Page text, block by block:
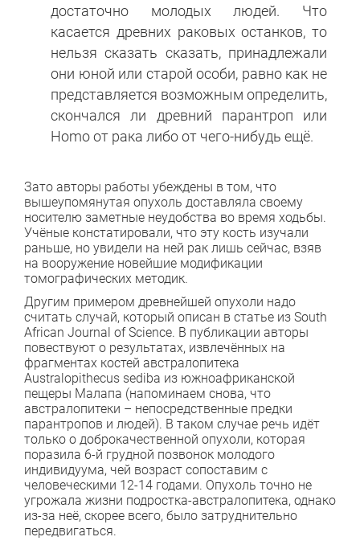
достаточно молодых людей. Что
касается древних раковых останков, то
нельзя сказать сказать, принадлежали
они юной или старой особи, равно как не
представляется возможным определить,
скончался ли древний парантроп или
Homo от рака либо от чего-нибудь ещё.
Зато авторы работы убеждены в том, что
вышеупомянутая опухоль доставляла своему
носителю заметные неудобства во время ходьбы.
Учёные констатировали, что эту кость изучали
раньше, но увидели на ней рак лишь сейчас, взяв
на вооружение новейшие модификации
томографических методик.
Другим примером древнейшей опухоли надо
считать случай, который описан в статье из South
African Jоurnal of Science. В публикации авторы
повествуют о результатах, извлечённых на
фрагментах костей австралопитека
Australopithecus sediba из южноафриканской
пещеры Малапа (напоминаем снова, что
австралопитеки – непосредственные предки
парантропов и людей). В таком случае речь идёт
только о доброкачественной опухоли, которая
поразила 6-й грудной позвонок молодого
индивидуума, чей возраст сопоставим с
человеческими 12-14 годами. Опухоль точно не
угрожала жизни подростка-австралопитека, однако
из-за неё, скорее всего, было затруднительно
передвигаться.